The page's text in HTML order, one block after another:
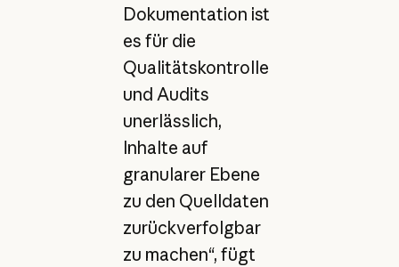
Dokumentation ist
es für die
Qualitätskontrolle
und Audits
unerlässlich,
Inhalte auf
granularer Ebene
zu den Quelldaten
zurückverfolgbar
zu machen“, fügt